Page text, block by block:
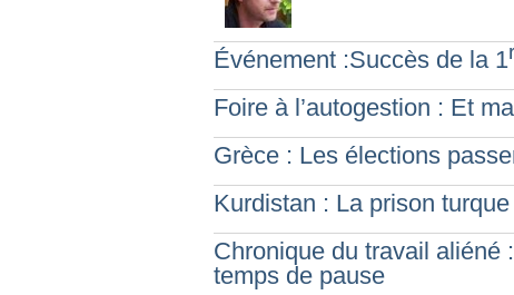
Événement :Succès de la 1
Foire à l’autogestion : Et
Grèce : Les élections
Kurdistan : La prison
Chronique du travail aliéné
temps de pause